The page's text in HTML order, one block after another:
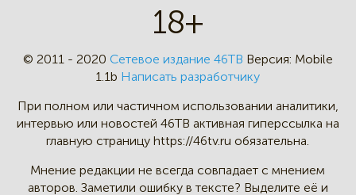
18+
© 2011 - 2020 Сетевое издание 46ТВ Версия: Mobile
1.1b Написать разработчику
При полном или частичном использовании аналитики,
интервью или новостей 46TB активная гиперссылка на
главную страницу https://46tv.ru обязательна.
Мнение редакции не всегда совпадает с мнением
авторов. Заметили ошибку в тексте? Выделите её и